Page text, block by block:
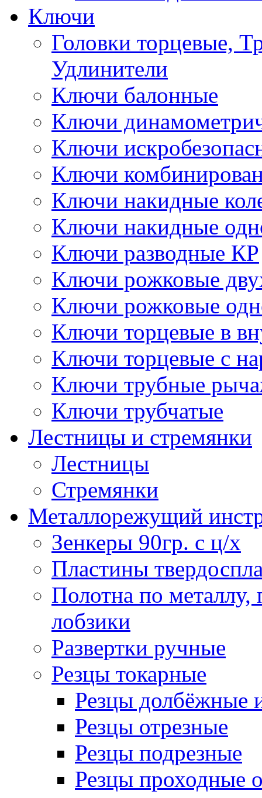
Ключи
Головки торцевые,
Удлинители
Ключи балонные
Ключи
Ключи
Ключи
Ключи накидные
Ключи накидные
Ключи разводные КР
Ключи рожковые
Ключи рожковые
Ключи торцевые в
Ключи торцевые с
Ключи трубные
Ключи трубчатые
Лестницы и стремянки
Лестницы
Стремянки
Металлорежущий
Зенкеры 90гр. с ц/х
Пластины
Полотна по
лобзики
Развертки ручные
Резцы токарные
Резцы долбёжные
Резцы отрезные
Резцы подрезные
Резцы проходные